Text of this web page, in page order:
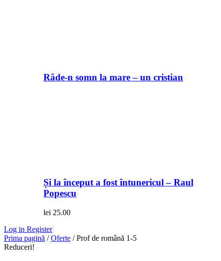
Râde-n somn la mare – un cristian
Și la început a fost întunericul – Raul
Popescu
lei 25.00
Log in Register
Prima pagină /Oferte / Prof de română 1-5
Reduceri!